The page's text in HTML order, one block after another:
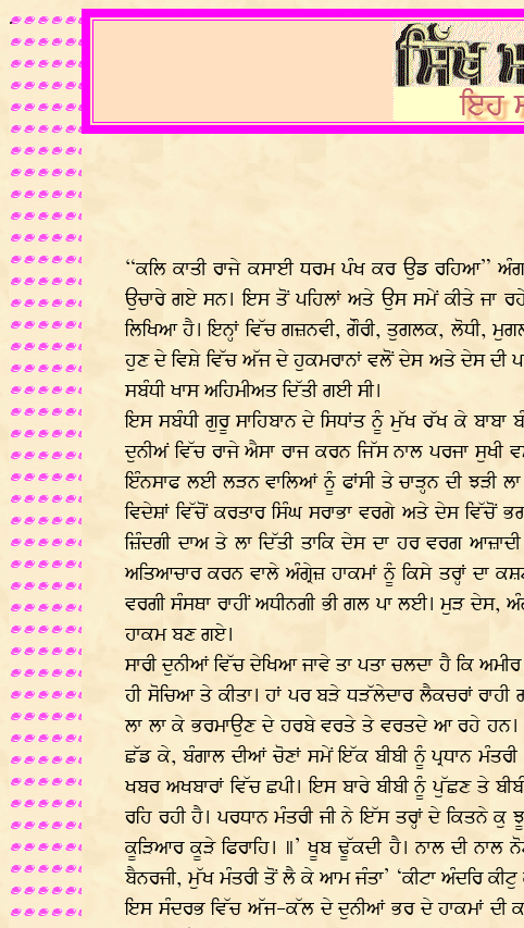
.
“ਕਲਿ ਕਾਤੀ ਰਾਜੇ ਕਸਾਈ ਧਰਮ ਪੰਖ ਕਰ ਉਡ ਰਹਿਆ”
ਉਚਾਰੇ ਗਏ ਸਨ। ਇਸ ਤੋਂ ਪਹਿਲਾਂ ਅਤੇ ਉਸ ਸਮੇਂ ਕੀਤੇ ਜਾ
ਲਿਖਿਆ ਹੈ। ਇਨ੍ਹਾਂ ਵਿੱਚ ਗਜ਼ਨਵੀ, ਗੌਰੀ, ਤੁਗਲਕ, ਲੋਧੀ,
ਹੁਣ ਦੇ ਵਿਸ਼ੇ ਵਿੱਚ ਅੱਜ ਦੇ ਹੁਕਮਰਾਨਾਂ ਵਲੋਂ ਦੇਸ ਅਤੇ ਦੇਸ ਦੀ
ਸਬੰਧੀ ਖਾਸ ਅਹਿਮੀਅਤ ਦਿੱਤੀ ਗਈ ਸੀ।
ਇਸ ਸਬੰਧੀ ਗੁਰੂ ਸਾਹਿਬਾਨ ਦੇ ਸਿਧਾਂਤ ਨੂੰ ਮੁੱਖ ਰੱਖ ਕੇ ਬਾਬਾ
ਦੁਨੀਅਂ ਵਿੱਚ ਰਾਜੇ ਐਸਾ ਰਾਜ ਕਰਨ ਜਿੱਸ ਨਾਲ ਪਰਜਾ
ਇੰਨਸਾਫ ਲਈ ਲੜਨ ਵਾਲਿਆਂ ਨੂੰ ਫਾਂਸੀ ਤੇ ਚਾੜ੍ਹਨ ਦੀ ਝੜੀ
ਵਿਦੇਸ਼ਾਂ ਵਿੱਚੋਂ ਕਰਤਾਰ ਸਿੰਘ ਸਰਾਭਾ ਵਰਗੇ ਅਤੇ ਦੇਸ
ਜ਼ਿੰਦਗੀ ਦਾਅ ਤੇ ਲਾ ਦਿੱਤੀ ਤਾਕਿ ਦੇਸ ਦਾ ਹਰ ਵਰਗ
ਅਤਿਆਚਾਰ ਕਰਨ ਵਾਲੇ ਅੰਗ੍ਰੇਜ਼ ਹਾਕਮਾਂ ਨੂੰ ਕਿਸੇ ਤਰ੍ਹਾਂ ਦਾ
ਵਰਗੀ ਸੰਸਥਾ ਰਾਹੀਂ ਅਧੀਨਗੀ ਭੀ ਗਲ ਪਾ ਲਈ। ਮੁੜ ਦੇਸ,
ਹਾਕਮ ਬਣ ਗਏ।
ਸਾਰੀ ਦੁਨੀਆਂ ਵਿੱਚ ਦੇਖਿਆ ਜਾਵੇ ਤਾ ਪਤਾ ਚਲਦਾ ਹੈ ਕਿ
ਹੀ ਸੋਚਿਆ ਤੇ ਕੀਤਾ। ਹਾਂ ਪਰ ਬੜੇ ਧੜੱਲੇਦਾਰ ਲੈਕਚਰਾਂ
ਲਾ ਲਾ ਕੇ ਭਰਮਾਉਣ ਦੇ ਹਰਬੇ ਵਰਤੇ ਤੇ ਵਰਤਦੇ ਆ ਰਹੇ ਹਨ।
ਛੱਡ ਕੇ, ਬੰਗਾਲ ਦੀਆਂ ਚੋਣਾਂ ਸਮੇਂ ਇੱਕ ਬੀਬੀ ਨੂੰ ਪ੍ਰਧਾਨ
ਖਬਰ ਅਖਬਾਰਾਂ ਵਿੱਚ ਛਪੀ। ਇਸ ਬਾਰੇ ਬੀਬੀ ਨੂੰ ਪੁੱਛਣ ਤੇ
ਰਹਿ ਰਹੀ ਹੈ। ਪਰਧਾਨ ਮੰਤਰੀ ਜੀ ਨੇ ਇੱਸ ਤਰ੍ਹਾਂ ਦੇ ਕਿਤਨੇ
ਕੂੜਿਆਰ ਕੂੜੇ ਫਿਰਾਹਿ। ॥’ ਖੂਬ ਢੂੱਕਦੀ ਹੈ। ਨਾਲ ਦੀ
ਬੈਨਰਜੀ, ਮੁੱਖ ਮੰਤਰੀ ਤੋਂ ਲੈ ਕੇ ਆਮ ਜੰਤਾ’ ‘ਕੀਟਾ ਅੰਦਰਿ ਕੀਟੁ
ਇਸ ਸੰਦਰਭ ਵਿੱਚ ਅੱਜ-ਕੱਲ ਦੇ ਦੁਨੀਆਂ ਭਰ ਦੇ ਹਾਕਮਾਂ ਦੀ